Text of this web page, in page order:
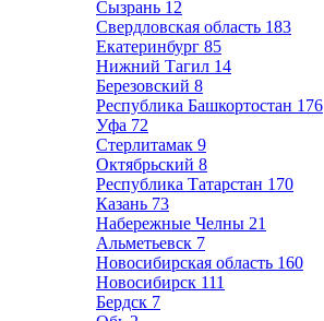
Сызрань 12
Свердловская область 183
Екатеринбург 85
Нижний Тагил 14
Березовский 8
Республика Башкортостан 176
Уфа 72
Стерлитамак 9
Октябрьский 8
Республика Татарстан 170
Казань 73
Набережные Челны 21
Альметьевск 7
Новосибирская область 160
Новосибирск 111
Бердск 7